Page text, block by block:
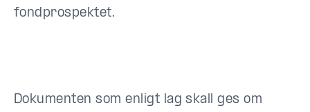
fondprospektet.
Dokumenten som enligt lag skall ges om